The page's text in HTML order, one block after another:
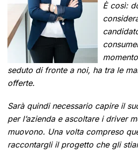
È così:
seduto di fronte a noi, ha tra le
offerte.
Sarà quindi necessario capire il
per l’azienda e ascoltare i driver
muovono. Una volta compreso
raccontargli il progetto che gli